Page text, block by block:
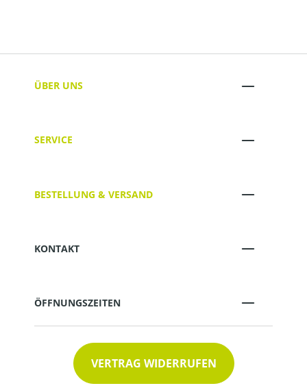
ÜBER UNS
SERVICE
BESTELLUNG & VERSAND
KONTAKT
ÖFFNUNGSZEITEN
VERTRAG WIDERRUFEN